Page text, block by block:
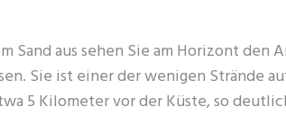
Sand aus sehen Sie am Horizont den
Sie ist einer der wenigen Strände
5 Kilometer vor der Küste, so